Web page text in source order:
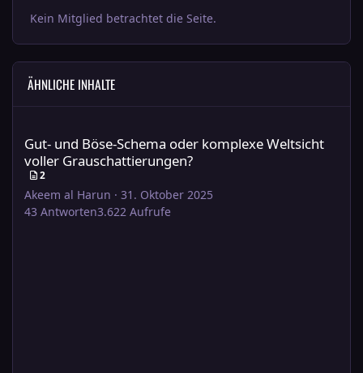
Kein Mitglied betrachtet die Seite.
ÄHNLICHE INHALTE
Gut- und Böse-Schema oder komplexe Weltsicht
voller Grauschattierungen?
2
Akeem al Harun · 31. Oktober 2025
43 Antworten3.622 Aufrufe